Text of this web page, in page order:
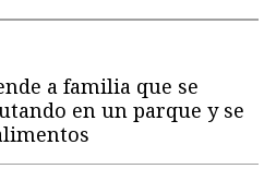
a familia que se
en un parque y se